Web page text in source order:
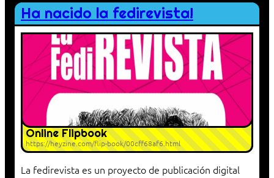
Ha nacido la fedirevista!
Online Flipbook
https://heyzine.com/flip-book/00cff68af6.html
La fedirevista es un proyecto de publicación digital